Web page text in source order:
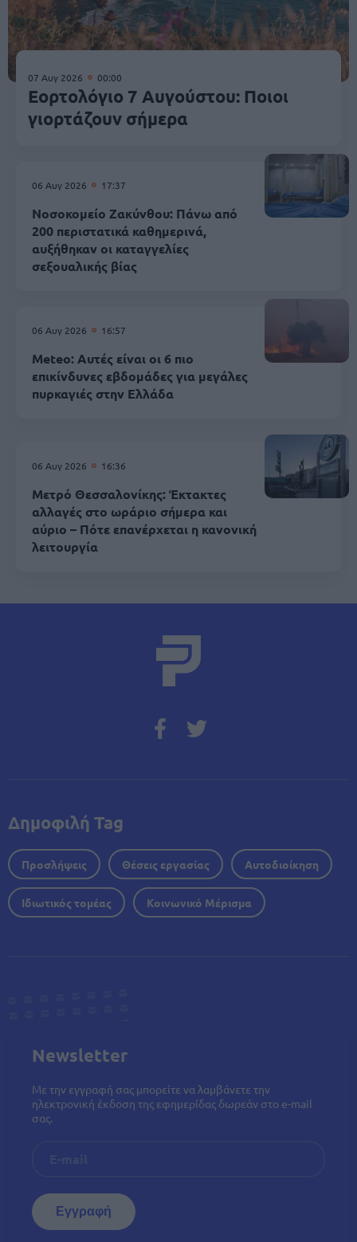
07 Αυγ 2026 00:00
Εορτολόγιο 7 Αυγούστου: Ποιοι
γιορτάζουν σήμερα
06 Αυγ 2026 17:37
Νοσοκομείο Ζακύνθου: Πάνω από
200 περιστατικά καθημερινά,
αυξήθηκαν οι καταγγελίες
σεξουαλικής βίας
06 Αυγ 2026 16:57
Meteo: Αυτές είναι οι 6 πιο
επικίνδυνες εβδομάδες για μεγάλες
πυρκαγιές στην Ελλάδα
06 Αυγ 2026 16:36
Μετρό Θεσσαλονίκης: Έκτακτες
αλλαγές στο ωράριο σήμερα και
αύριο – Πότε επανέρχεται η κανονική
λειτουργία
Δημοφιλή Tag
Προσλήψεις Θέσεις εργασίας Αυτοδιοίκηση
Ιδιωτικός τομέας Κοινωνικό Μέρισμα
Newsletter
Με την εγγραφή σας μπορείτε να λαμβάνετε την
ηλεκτρονική έκδοση της εφημερίδας δωρεάν στο e-mail
σας.